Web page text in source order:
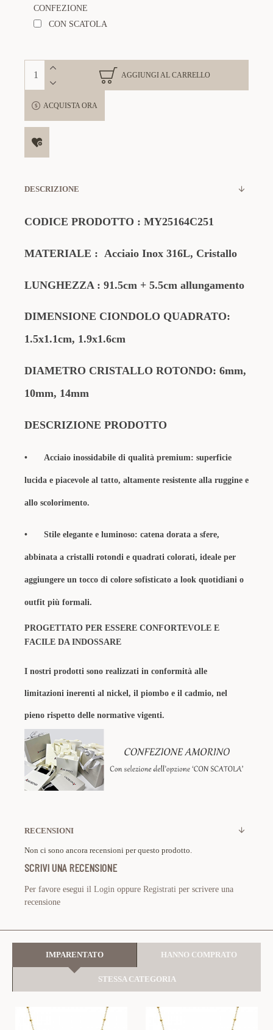
CONFEZIONE
CON SCATOLA
AGGIUNGI AL CARRELLO
ACQUISTA ORA
DESCRIZIONE
CODICE PRODOTTO : MY25164C251
MATERIALE : Acciaio Inox 316L, Cristallo
LUNGHEZZA : 91.5cm + 5.5cm allungamento
DIMENSIONE CIONDOLO QUADRATO:
1.5x1.1cm, 1.9x1.6cm
DIAMETRO CRISTALLO ROTONDO: 6mm,
10mm, 14mm
DESCRIZIONE PRODOTTO
• Acciaio inossidabile di qualità premium: superficie
lucida e piacevole al tatto, altamente resistente alla ruggine e
allo scolorimento.
• Stile elegante e luminoso: catena dorata a sfere,
abbinata a cristalli rotondi e quadrati colorati, ideale per
aggiungere un tocco di colore sofisticato a look quotidiani o
outfit più formali.
PROGETTATO PER ESSERE CONFORTEVOLE E
FACILE DA INDOSSARE
I nostri prodotti sono realizzati in conformità alle
limitazioni inerenti al nickel, il piombo e il cadmio, nel
pieno rispetto delle normative vigenti.
RECENSIONI
Non ci sono ancora recensioni per questo prodotto.
SCRIVI UNA RECENSIONE
Per favore esegui il Login oppure Registrati per scrivere una
recensione
IMPARENTATO HANNO COMPRATO
STESSA CATEGORIA